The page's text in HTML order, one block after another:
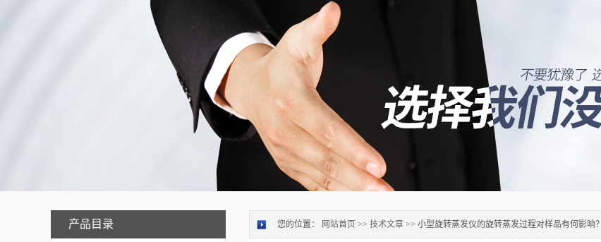
产品目录 您的位置： 网站首页 >> 技术文章 >> 小型旋转蒸发仪的旋转蒸发过程对样品有何影响？